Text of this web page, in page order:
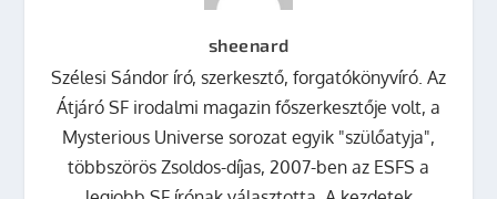
sheenard
Szélesi Sándor író, szerkesztő, forgatókönyvíró. Az
Átjáró SF irodalmi magazin főszerkesztője volt, a
Mysterious Universe sorozat egyik "szülőatyja",
többszörös Zsoldos-díjas, 2007-ben az ESFS a